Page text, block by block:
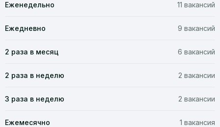
Еженедельно 11 вакансий
Ежедневно 9 вакансий
2 раза в месяц 6 вакансий
2 раза в неделю 2 вакансии
3 раза в неделю 2 вакансии
Ежемесячно 1 вакансия